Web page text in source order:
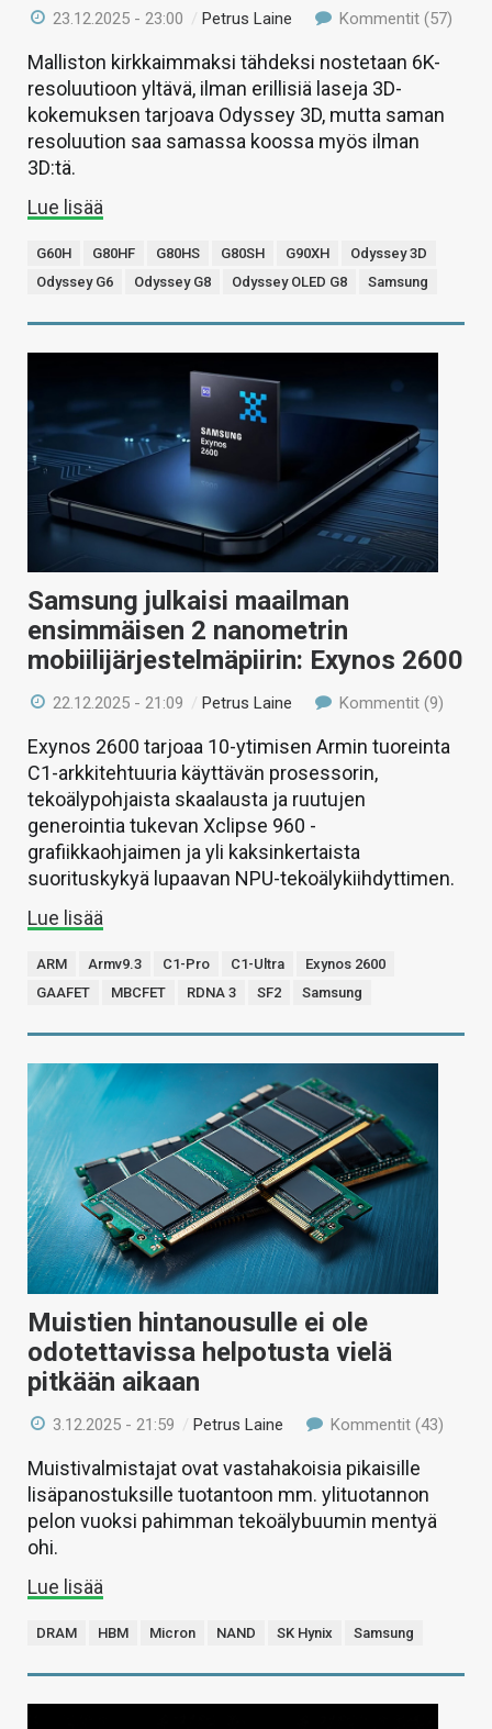
23.12.2025 - 23:00 /Petrus Laine Kommentit (57)
Malliston kirkkaimmaksi tähdeksi nostetaan 6K-
resoluutioon yltävä, ilman erillisiä laseja 3D-
kokemuksen tarjoava Odyssey 3D, mutta saman
resoluution saa samassa koossa myös ilman
3D:tä.
Lue lisää
G60H G80HF G80HS G80SH G90XH
Odyssey 3D
Odyssey G6
Odyssey G8 Odyssey OLED G8 Samsung
Samsung julkaisi maailman
ensimmäisen 2 nanometrin
mobiilijärjestelmäpiirin: Exynos 2600
22.12.2025 - 21:09 /Petrus Laine Kommentit (9)
Exynos 2600 tarjoaa 10-ytimisen Armin tuoreinta
C1-arkkitehtuuria käyttävän prosessorin,
tekoälypohjaista skaalausta ja ruutujen
generointia tukevan Xclipse 960 -
grafiikkaohjaimen ja yli kaksinkertaista
suorituskykyä lupaavan NPU-tekoälykiihdyttimen.
Lue lisää
ARM Armv9.3 C1-Pro C1-Ultra
Exynos 2600
GAAFET
MBCFET RDNA 3 SF2 Samsung
Muistien hintanousulle ei ole
odotettavissa helpotusta vielä
pitkään aikaan
3.12.2025 - 21:59 /Petrus Laine Kommentit (43)
Muistivalmistajat ovat vastahakoisia pikaisille
lisäpanostuksille tuotantoon mm. ylituotannon
pelon vuoksi pahimman tekoälybuumin mentyä
ohi.
Lue lisää
DRAM HBM Micron NAND SK Hynix Samsung